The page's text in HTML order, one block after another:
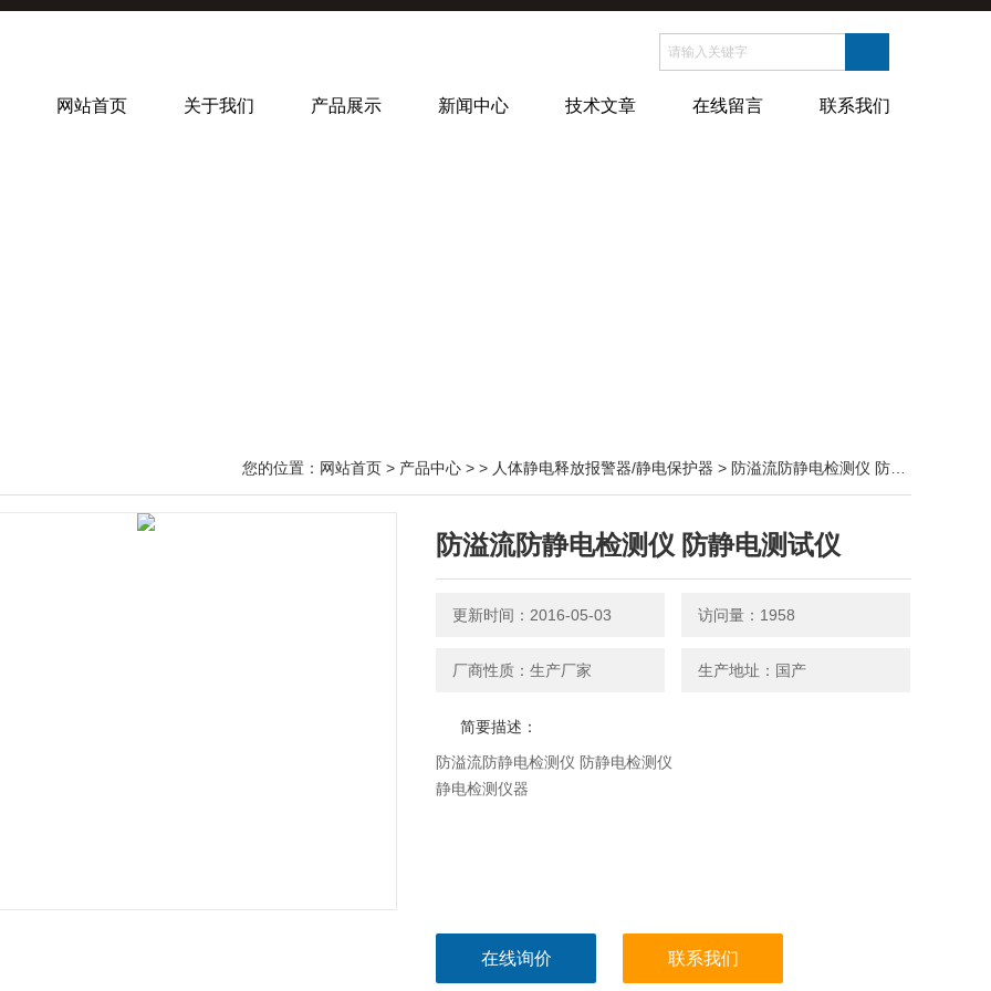
网站首页 关于我们 产品展示 新闻中心 技术文章 在线留言 联系我们
您的位置： 网站首页 > 产品中心 > > 人体静电释放报警器/静电保护器 > 防溢流防静电检测仪 防静电测试仪
防溢流防静电检测仪 防静电测试仪
更新时间：2016-05-03 访问量：1958
厂商性质：生产厂家 生产地址：国产
简要描述：
防溢流防静电检测仪 防静电检测仪
静电检测仪器
在线询价 联系我们